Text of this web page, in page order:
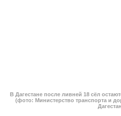
на 17 ранее пострадавших
однако 18 населённых пунктов